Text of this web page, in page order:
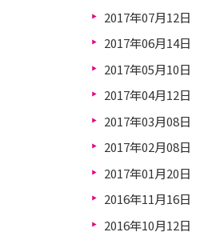
2017年07月12日
2017年06月14日
2017年05月10日
2017年04月12日
2017年03月08日
2017年02月08日
2017年01月20日
2016年11月16日
2016年10月12日